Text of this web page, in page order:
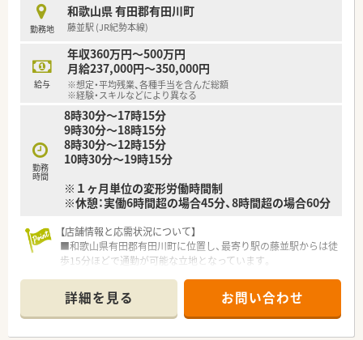
勤務地
和歌山県 有田郡有田川町
藤並駅 (JR紀勢本線)
給与
年収360万円～500万円
月給237,000円～350,000円
※想定・平均残業、各種手当を含んだ総額
※経験・スキルなどにより異なる
勤務
時間
8時30分〜17時15分
9時30分〜18時15分
8時30分〜12時15分
10時30分～19時15分
※１ヶ月単位の変形労働時間制
※休憩：実働6時間超の場合45分、8時間超の場合60分
【店舗情報と応需状況について】
■和歌山県有田郡有田川町に位置し、最寄り駅の藤並駅からは徒
歩15分ほどで通勤が可能な立地となっています。
院で、地域医療に大きく貢献している施設です。
■外来の処方箋応需だけでなく、病棟業務や服薬指導など病院薬
剤師としての幅広い業務に携わることができます。
詳細を見る お問い合わせ